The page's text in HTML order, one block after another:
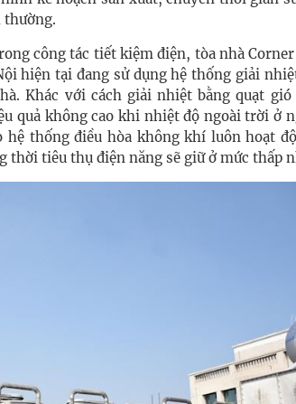
thường.
công tác tiết kiệm điện, tòa nhà Corner
hiện tại đang sử dụng hệ thống giải
Khác với cách giải nhiệt bằng quạt
quả không cao khi nhiệt độ ngoài trời ở
hệ thống điều hòa không khí luôn hoạt
tiêu thụ điện năng sẽ giữ ở mức thấp